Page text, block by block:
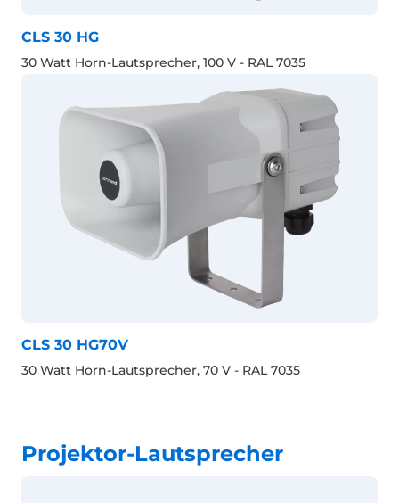
CLS 30 HG
30 Watt Horn-Lautsprecher, 100 V - RAL 7035
CLS 30 HG70V
30 Watt Horn-Lautsprecher, 70 V - RAL 7035
Projektor-Lautsprecher